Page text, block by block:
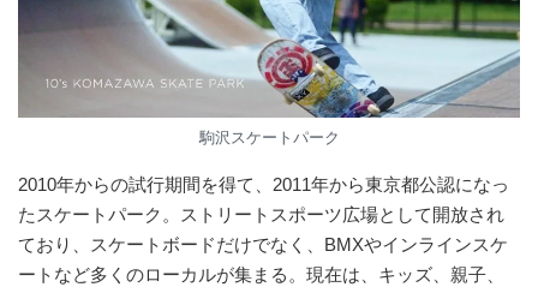
駒沢スケートパーク
2010年からの試行期間を得て、2011年から東京都公認になっ
たスケートパーク。ストリートスポーツ広場として開放され
ており、スケートボードだけでなく、BMXやインラインスケ
ートなど多くのローカルが集まる。現在は、キッズ、親子、